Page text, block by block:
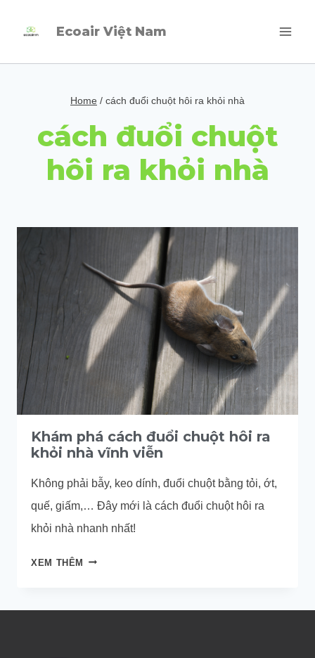
Ecoair Việt Nam
Home / cách đuổi chuột hôi ra khỏi nhà
cách đuổi chuột
hôi ra khỏi nhà
Khám phá cách đuổi chuột hôi ra
khỏi nhà vĩnh viễn
Không phải bẫy, keo dính, đuổi chuột bằng tỏi, ớt,
quế, giấm,… Đây mới là cách đuổi chuột hôi ra
khỏi nhà nhanh nhất!
XEM THÊM KHÁM
ĐUỔI